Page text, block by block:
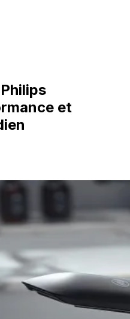
et